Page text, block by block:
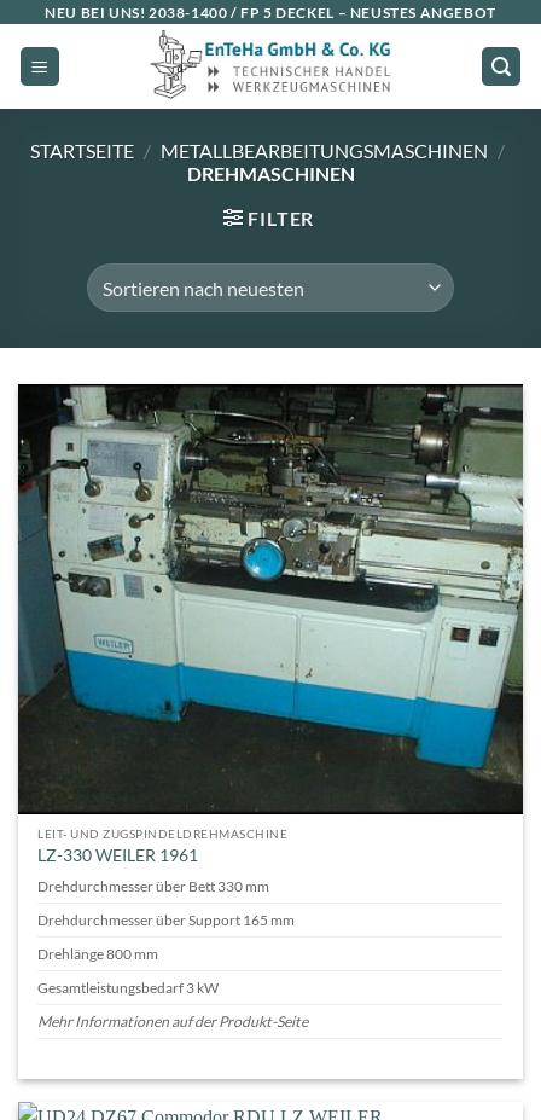
Inhalt
springen
NEU BEI UNS! 2038-1400 / FP 5 DECKEL – NEUSTES ANGEBOT
STARTSEITE / METALLBEARBEITUNGSMASCHINEN /
DREHMASCHINEN
FILTER
LEIT- UND ZUGSPINDELDREHMASCHINE
LZ-330 WEILER 1961
Drehdurchmesser über Bett 330 mm
Drehdurchmesser über Support 165 mm
Drehlänge 800 mm
Gesamtleistungsbedarf 3 kW
Mehr Informationen auf der Produkt-Seite